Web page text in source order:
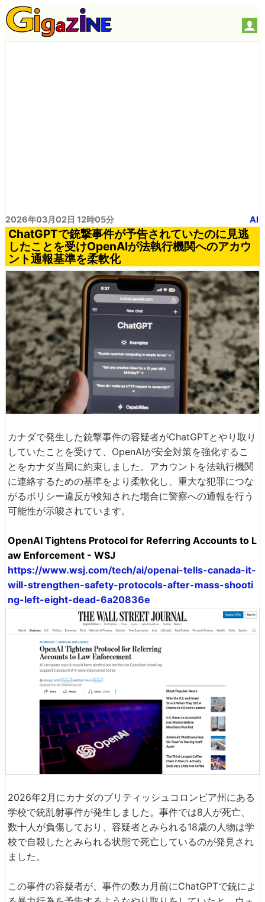
2026年03月02日 12時05分 AI
ChatGPTで銃撃事件が予告されていたのに見逃
したことを受けOpenAIが法執行機関へのアカウ
ント通報基準を柔軟化
カナダで発生した銃撃事件の容疑者がChatGPTとやり取り
していたことを受けて、OpenAIが安全対策を強化するこ
とをカナダ当局に約束しました。アカウントを法執行機関
に連絡するための基準をより柔軟化し、重大な犯罪につな
がるポリシー違反が検知された場合に警察への通報を行う
可能性が示唆されています。
OpenAI Tightens Protocol for Referring Accounts to L
aw Enforcement - WSJ
https://www.wsj.com/tech/ai/openai-tells-canada-it-
will-strengthen-safety-protocols-after-mass-shooti
ng-left-eight-dead-6a20836e
2026年2月にカナダのブリティッシュコロンビア州にある
学校で銃乱射事件が発生しました。事件では8人が死亡、
数十人が負傷しており、容疑者とみられる18歳の人物は学
校で自殺したとみられる状態で死亡しているのが発見され
ました。
この事件の容疑者が、事件の数カ月前にChatGPTで銃によ